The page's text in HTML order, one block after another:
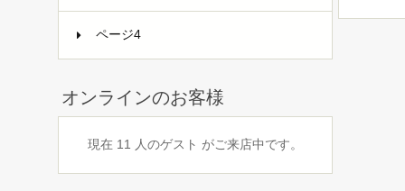
ページ4
オンラインのお客様
現在 11 人のゲスト がご来店中です。